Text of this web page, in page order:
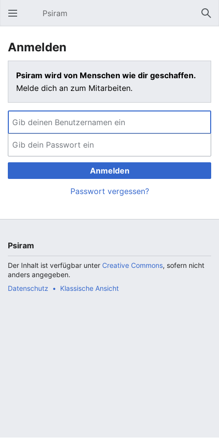
Hauptmenü öffnen Psiram
Anmelden
Psiram wird von Menschen wie dir geschaffen.
Melde dich an zum Mitarbeiten.
Anmelden
Passwort vergessen?
Psiram
Der Inhalt ist verfügbar unter Creative Commons, sofern nicht
anders angegeben.
Datenschutz
Klassische Ansicht